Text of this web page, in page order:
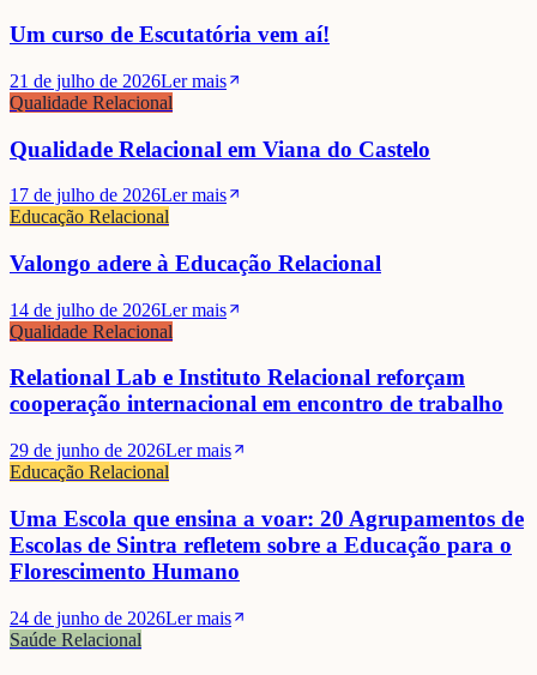
Um curso de Escutatória vem aí!
21 de julho de 2026Ler mais
Qualidade Relacional
Qualidade Relacional em Viana do Castelo
17 de julho de 2026Ler mais
Educação Relacional
Valongo adere à Educação Relacional
14 de julho de 2026Ler mais
Qualidade Relacional
Relational Lab e Instituto Relacional reforçam
cooperação internacional em encontro de trabalho
29 de junho de 2026Ler mais
Educação Relacional
Uma Escola que ensina a voar: 20 Agrupamentos de
Escolas de Sintra refletem sobre a Educação para o
Florescimento Humano
24 de junho de 2026Ler mais
Saúde Relacional